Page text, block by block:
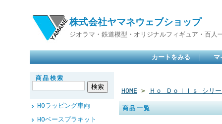
株式会社ヤマネウェブショップ
ジオラマ・鉄道模型・オリジナルフィギュア・百人
カートをみる ｜ マ
商品検索
HOラッピング車両
HOベースプラキット
HOME > Ｈｏ Ｄｏｌｌｓ シリ
商品一覧